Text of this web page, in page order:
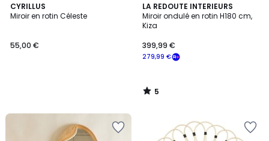
CYRILLUS
Miroir en rotin Céleste
55,00 €
LA REDOUTE INTERIEURS
Miroir ondulé en rotin H180 cm,
Kiza
279,99 €
399,99 €
5
/
5
5
/